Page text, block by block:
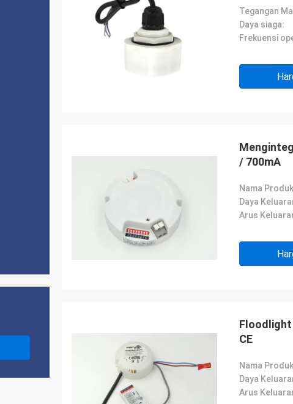
Daya siaga:
Frekuensi
/ 700mA
Nama
Daya
Arus
Floodlight
CE
Nama
Daya
Arus